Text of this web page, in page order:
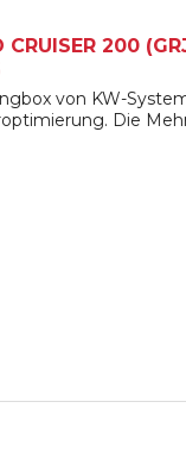
200
von KW-
Die